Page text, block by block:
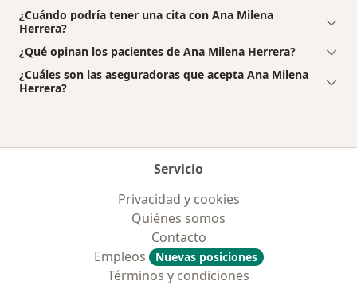
¿Cuándo podría tener una cita con Ana Milena
Herrera?
¿Qué opinan los pacientes de Ana Milena Herrera?
¿Cuáles son las aseguradoras que acepta Ana Milena
Herrera?
Servicio
Privacidad y cookies
Quiénes somos
Contacto
Empleos
Nuevas posiciones
Términos y condiciones